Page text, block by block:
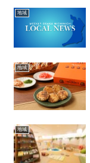
地域
地域
地域